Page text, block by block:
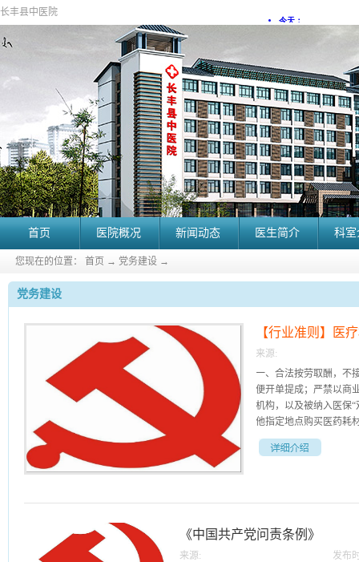
长丰县中医院
首页 医院概况 新闻动态 医生简介 科
您现在的位置： 首页 → 党务建设 →
党务建设
【行业准则】医
来源:
一、合法按劳取酬，不
便开单提成；严禁以商
机构，以及被纳入医保
他指定地点购买医药耗
基金，遵守医保协议管
明材料、串通他人虚开
规范行医，不实施过
《中国共产党问责条例》
来源:
发布